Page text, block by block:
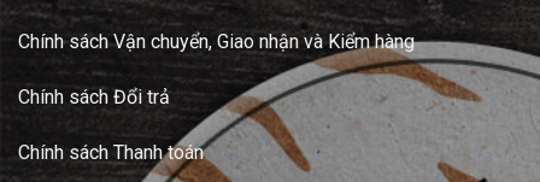
Chính sách Vận chuyển, Giao nhận và Kiểm hàng
Chính sách Đổi trả
Chính sách Thanh toán